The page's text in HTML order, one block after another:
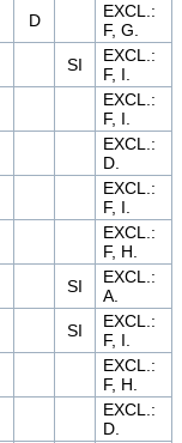
D
EXCL.:
F, G.
SI
EXCL.:
F, I.
EXCL.:
F, I.
EXCL.:
D.
EXCL.:
F, I.
EXCL.:
F, H.
SI
EXCL.:
A.
SI
EXCL.:
F, I.
EXCL.:
F, H.
EXCL.:
D.